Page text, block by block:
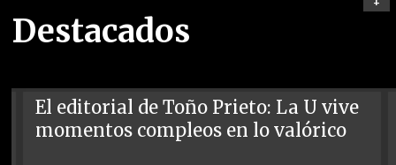
Destacados
El editorial de Toño Prieto: La U vive
momentos compleos en lo valórico